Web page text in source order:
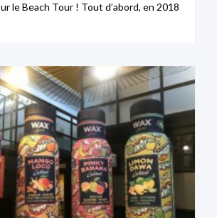
le Beach Tour ! Tout d’abord, en 2018